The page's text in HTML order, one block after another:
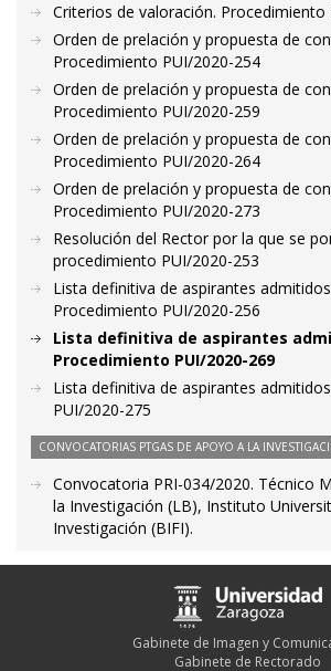
Criterios de valoración. Procedimiento
Orden de prelación y propuesta de
Procedimiento PUI/2020-254
Orden de prelación y propuesta de
Procedimiento PUI/2020-259
Orden de prelación y propuesta de
Procedimiento PUI/2020-264
Orden de prelación y propuesta de
Procedimiento PUI/2020-273
Resolución del Rector por la que se
procedimiento PUI/2020-253
Lista definitiva de aspirantes
Procedimiento PUI/2020-256
Lista definitiva de aspirantes
Procedimiento PUI/2020-269
Lista definitiva de aspirantes
PUI/2020-275
CONVOCATORIAS PTGAS DE APOYO A LA
Convocatoria PRI-034/2020. Técnico
la Investigación (LB), Instituto
Investigación (BIFI).
Gabinete de Imagen y
Gabinete de Rectorado